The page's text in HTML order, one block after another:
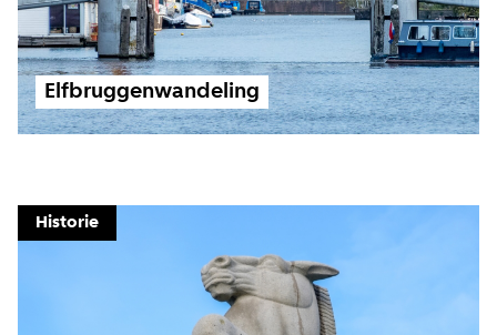
Elfbruggenwandeling
Historie